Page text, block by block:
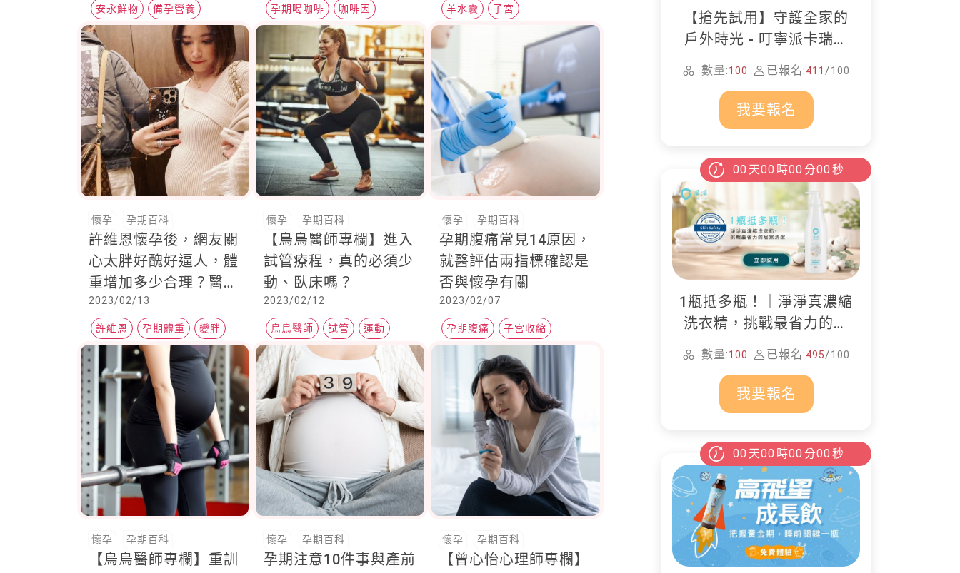
安永鮮物 備孕營養
孕期營養
孕期喝咖啡 咖啡因 羊水囊 子宮
懷孕 孕期百科
許維恩懷孕後，網友關
心太胖好醜好逼人，體
重增加多少合理？醫師
教你用BMI去算
2023/02/13
許維恩 孕期體重 變胖
懷孕 孕期百科
【烏烏醫師專欄】進入
試管療程，真的必須少
動、臥床嗎？
2023/02/12
烏烏醫師 試管 運動
懷孕 孕期百科
孕期腹痛常見14原因，
就醫評估兩指標確認是
否與懷孕有關
2023/02/07
孕期腹痛 子宮收縮
孕期泌尿道感染
懷孕 孕期百科
【烏烏醫師專欄】重訓
懷孕 孕期百科
孕期注意10件事與產前
懷孕 孕期百科
【曾心怡心理師專欄】
【搶先試用】守護全家的
戶外時光 - 叮寧派卡瑞丁
防蚊液
數量:100 已報名:411 /100
我要報名
00 天00 時00 分00 秒
1瓶抵多瓶！｜淨淨真濃縮
洗衣精，挑戰最省力的居
家清潔
數量:100 已報名:495/100
我要報名
00 天00 時00 分00 秒